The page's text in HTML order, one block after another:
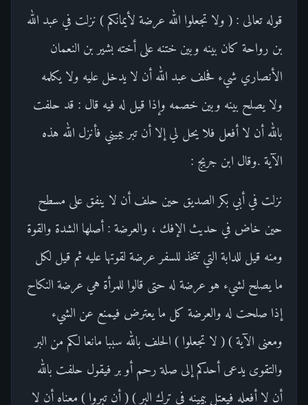
قوله تعالى : ( ولا تجعلوا الله عرضة لأيمانكم ) نزلت في عبد الله
بن رواحة كان بينه وبين ختنه على أخته بشير بن النعمان
الأنصاري شيء فحلف عبد الله أن لا يدخل عليه ولا يكلمه
ولا يصلح بينه وبين خصمه وإذا قيل له فيه قال : قد حلفت
بالله أن لا أفعل فلا يحل لي إلا أن تبر بيميني فأنزل الله هذه
الآية .وقال ابن جريج :
نزلت في أبي بكر الصديق حين حلف أن لا ينفق على مسطح
حين خاض في حديث الإفك ، والعرضة : أصلها الشدة والقوة
ومنه قيل للدابة التي تتخذ للسفر عرضة لقوتها عليه ثم قيل لكل
ما يصلح لشيء هو عرضة له حتى قالوا للمرأة هي عرضة النكاح
إذا صلحت له والعرضة كل ما يعترض فيمنع عن الشيء
ومعنى الآية ) ( لا تجعلوا ) الحلف بالله سببا مانعا لكم من البر
والتقوى يدعى أحدكم إلى صلة رحم أو بر فيقول حلفت بالله
أن لا أفعله فيعتل بيمينه في ترك البر ) ( أن تبروا ) معناه أن لا